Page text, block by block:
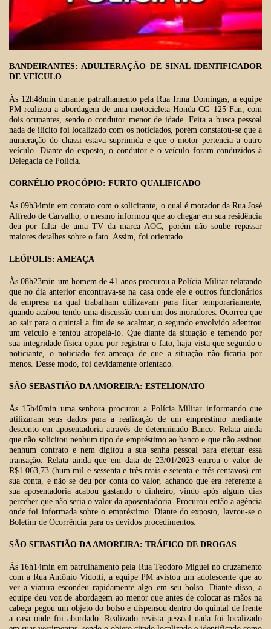
BANDEIRANTES: ADULTERAÇÃO DE SINAL IDENTIFICADOR
DE VEÍCULO
Às 12h48min durante patrulhamento pela Rua Irma Domingas, a equipe
PM realizou a abordagem de uma motocicleta Honda CG 125 Fan, com
dois ocupantes, sendo o condutor menor de idade. Feita a busca pessoal
nada de ilícito foi localizado com os noticiados, porém constatou-se que a
numeração do chassi estava suprimida e que o motor pertencia a outro
veículo. Diante do exposto, o condutor e o veículo foram conduzidos à
Delegacia de Polícia.
CORNÉLIO PROCÓPIO: FURTO QUALIFICADO
Às 09h34min em contato com o solicitante, o qual é morador da Rua José
Alfredo de Carvalho, o mesmo informou que ao chegar em sua residência
deu por falta de uma TV da marca AOC, porém não soube repassar
maiores detalhes sobre o fato. Assim, foi orientado.
LEÓPOLIS: AMEAÇA
Às 08h23min um homem de 41 anos procurou a Polícia Militar relatando
que no dia anterior encontrava-se na casa onde ele e outros funcionários
da empresa na qual trabalham utilizavam para ficar temporariamente,
quando acabou tendo uma discussão com um dos moradores. Ocorreu que
ao sair para o quintal a fim de se acalmar, o segundo envolvido adentrou
um veículo e tentou atropelá-lo. Que diante da situação e temendo por
sua integridade física optou por registrar o fato, haja vista que segundo o
noticiante, o noticiado fez ameaça de que a situação não ficaria por
menos. Desse modo, foi devidamente orientado.
SÃO SEBASTIÃO DA AMOREIRA: ESTELIONATO
Às 15h40min uma senhora procurou a Polícia Militar informando que
utilizaram seus dados para a realização de um empréstimo mediante
desconto em aposentadoria através de determinado Banco. Relata ainda
que não solicitou nenhum tipo de empréstimo ao banco e que não assinou
nenhum contrato e nem digitou a sua senha pessoal para efetuar essa
transação. Relata ainda que em data de 23/01/2023 entrou o valor de
R$1.063,73 (hum mil e sessenta e três reais e setenta e três centavos) em
sua conta, e não se deu por conta do valor, achando que era referente a
sua aposentadoria acabou gastando o dinheiro, vindo após alguns dias
perceber que não seria o valor da aposentadoria. Procurou então a agência
onde foi informada sobre o empréstimo. Diante do exposto, lavrou-se o
Boletim de Ocorrência para os devidos procedimentos.
SÃO SEBASTIÃO DA AMOREIRA: TRÁFICO DE DROGAS
Às 16h14min em patrulhamento pela Rua Teodoro Miguel no cruzamento
com a Rua Antônio Vidotti, a equipe PM avistou um adolescente que ao
ver a viatura escondeu rapidamente algo em seu bolso. Diante disso, a
equipe deu voz de abordagem ao menor que antes de colocar as mãos na
cabeça pegou um objeto do bolso e dispensou dentro do quintal de frente
a casa onde foi abordado. Realizado revista pessoal nada foi localizado